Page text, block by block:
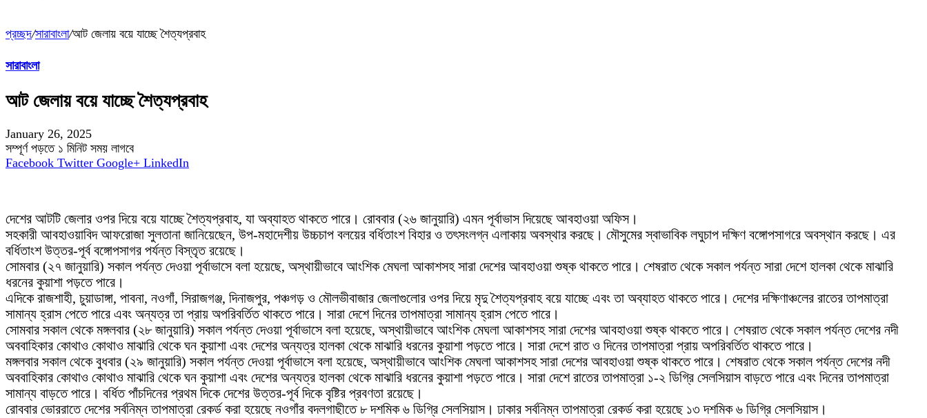
প্রচ্ছদ/সারাবাংলা/আট জেলায় বয়ে যাচ্ছে শৈত্যপ্রবাহ
সারাবাংলা
আট জেলায় বয়ে যাচ্ছে শৈত্যপ্রবাহ
January 26, 2025
সম্পূর্ণ পড়তে ১ মিনিট সময় লাগবে
Facebook Twitter Google+ LinkedIn
দেশের আটটি জেলার ওপর দিয়ে বয়ে যাচ্ছে শৈত্যপ্রবাহ, যা অব্যাহত থাকতে পারে। রোববার (২৬ জানুয়ারি) এমন পূর্বাভাস দিয়েছে আবহাওয়া অফিস।
সহকারী আবহাওয়াবিদ আফরোজা সুলতানা জানিয়েছেন, উপ-মহাদেশীয় উচ্চচাপ বলয়ের বর্ধিতাংশ বিহার ও তৎসংলগ্ন এলাকায় অবস্থার করছে। মৌসুমের স্বাভাবিক লঘুচাপ দক্ষিণ বঙ্গোপসাগরে অবস্থান করছে। এর
বর্ধিতাংশ উত্তর-পূর্ব বঙ্গোপসাগর পর্যন্ত বিস্তৃত রয়েছে।
সোমবার (২৭ জানুয়ারি) সকাল পর্যন্ত দেওয়া পূর্বাভাসে বলা হয়েছে, অস্থায়ীভাবে আংশিক মেঘলা আকাশসহ সারা দেশের আবহাওয়া শুষ্ক থাকতে পারে। শেষরাত থেকে সকাল পর্যন্ত সারা দেশে হালকা থেকে মাঝারি
ধরনের কুয়াশা পড়তে পারে।
এদিকে রাজশাহী, চুয়াডাঙ্গা, পাবনা, নওগাঁ, সিরাজগঞ্জ, দিনাজপুর, পঞ্চগড় ও মৌলভীবাজার জেলাগুলোর ওপর দিয়ে মৃদু শৈত্যপ্রবাহ বয়ে যাচ্ছে এবং তা অব্যাহত থাকতে পারে। দেশের দক্ষিণাঞ্চলের রাতের তাপমাত্রা
সামান্য হ্রাস পেতে পারে এবং অন্যত্র তা প্রায় অপরিবর্তিত থাকতে পারে। সারা দেশে দিনের তাপমাত্রা সামান্য হ্রাস পেতে পারে।
সোমবার সকাল থেকে মঙ্গলবার (২৮ জানুয়ারি) সকাল পর্যন্ত দেওয়া পূর্বাভাসে বলা হয়েছে, অস্থায়ীভাবে আংশিক মেঘলা আকাশসহ সারা দেশের আবহাওয়া শুষ্ক থাকতে পারে। শেষরাত থেকে সকাল পর্যন্ত দেশের নদী
অববাহিকার কোথাও কোথাও মাঝারি থেকে ঘন কুয়াশা এবং দেশের অন্যত্র হালকা থেকে মাঝারি ধরনের কুয়াশা পড়তে পারে। সারা দেশে রাত ও দিনের তাপমাত্রা প্রায় অপরিবর্তিত থাকতে পারে।
মঙ্গলবার সকাল থেকে বুধবার (২৯ জানুয়ারি) সকাল পর্যন্ত দেওয়া পূর্বাভাসে বলা হয়েছে, অস্থায়ীভাবে আংশিক মেঘলা আকাশসহ সারা দেশের আবহাওয়া শুষ্ক থাকতে পারে। শেষরাত থেকে সকাল পর্যন্ত দেশের নদী
অববাহিকার কোথাও কোথাও মাঝারি থেকে ঘন কুয়াশা এবং দেশের অন্যত্র হালকা থেকে মাঝারি ধরনের কুয়াশা পড়তে পারে। সারা দেশে রাতের তাপমাত্রা ১-২ ডিগ্রি সেলসিয়াস বাড়তে পারে এবং দিনের তাপমাত্রা
সামান্য বাড়তে পারে। বর্ধিত পাঁচদিনের প্রথম দিকে দেশের উত্তর-পূর্ব দিকে বৃষ্টির প্রবণতা রয়েছে।
রোববার ভোররাতে দেশের সর্বনিম্ন তাপমাত্রা রেকর্ড করা হয়েছে নওগাঁর বদলগাছীতে ৮ দশমিক ৬ ডিগ্রি সেলসিয়াস। ঢাকার সর্বনিম্ন তাপমাত্রা রেকর্ড করা হয়েছে ১৩ দশমিক ৬ ডিগ্রি সেলসিয়াস।